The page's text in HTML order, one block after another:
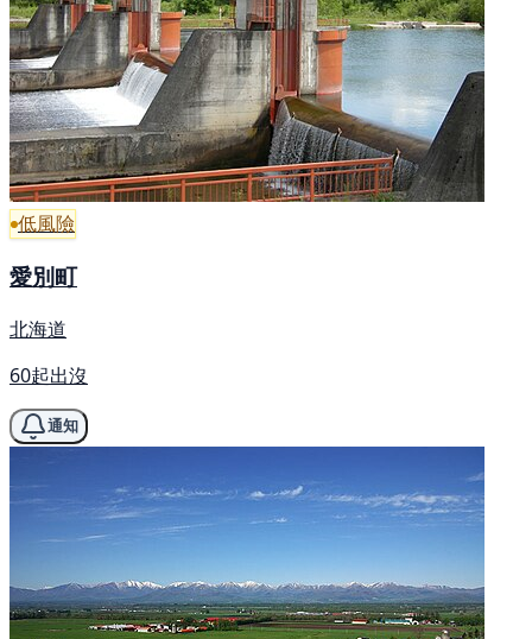
低風險
愛別町
北海道
60起出沒
通知